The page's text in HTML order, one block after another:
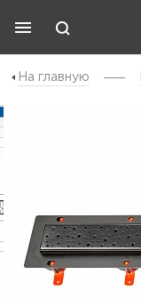
На главную